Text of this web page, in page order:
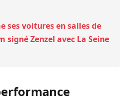
ses voitures en salles de
signé Zenzel avec La Seine